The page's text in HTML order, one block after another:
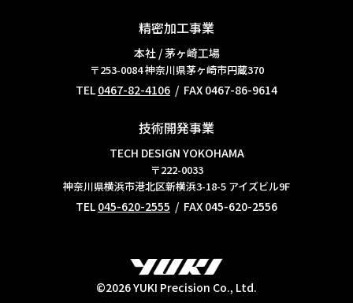
精密加工事業
本社 / 茅ヶ崎工場
〒253-0084神奈川県茅ヶ崎市円蔵370
TEL 0467-82-4106 / FAX 0467-86-9614
技術開発事業
TECH DESIGN YOKOHAMA
〒222-0033
神奈川県横浜市港北区新横浜3-18-5 アイズビル9F
TEL 045-620-2555 / FAX 045-620-2556
©2026 YUKI Precision Co., Ltd.